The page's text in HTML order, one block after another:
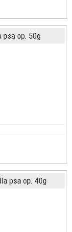
psa op. 50g
psa op. 40g